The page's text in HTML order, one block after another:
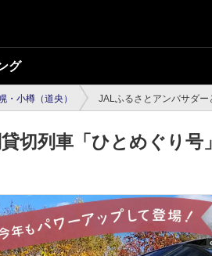
グ
・小樽（道央） JALふるさとアンバサダー
切列車「ひとめぐり号